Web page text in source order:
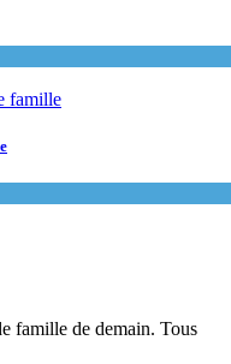
famille de demain. Tous